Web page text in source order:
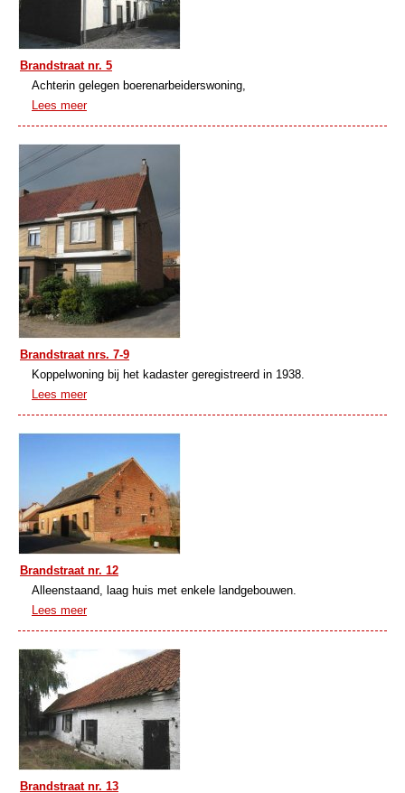
Brandstraat nr. 5
Achterin gelegen boerenarbeiderswoning,
Lees meer
Brandstraat nrs. 7-9
Koppelwoning bij het kadaster geregistreerd in 1938.
Lees meer
Brandstraat nr. 12
Alleenstaand, laag huis met enkele landgebouwen.
Lees meer
Brandstraat nr. 13